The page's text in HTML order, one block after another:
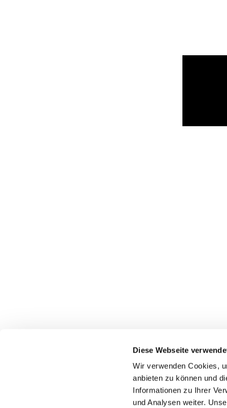
Diese Webseite
Wir verwenden Cookies,
anbieten zu können und
Informationen zu Ihrer
und Analysen weiter.
+49 2324 25488